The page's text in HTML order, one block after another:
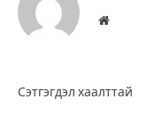
Вэбсайт
Сэтгэгдэл хаалттай